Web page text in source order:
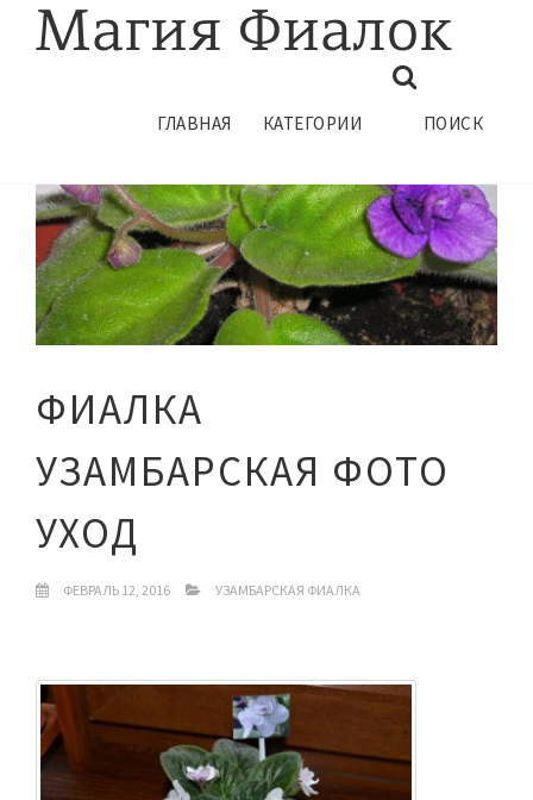
ГЛАВНАЯ КАТЕГОРИИ ПОИСК
ФИАЛКА
УЗАМБАРСКАЯ ФОТО
УХОД
ФЕВРАЛЬ 12, 2016 УЗАМБАРСКАЯ ФИАЛКА